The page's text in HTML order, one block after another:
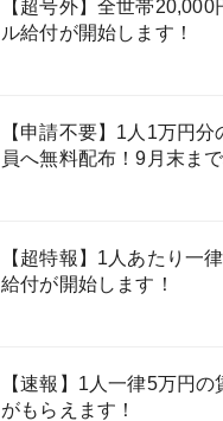
【超号外】全世帯20,000
ル給付が開始します！
【申請不要】1人1万円分
員へ無料配布！9月末ま
【超特報】1人あたり一
給付が開始します！
【速報】1人一律5万円の
がもらえます！